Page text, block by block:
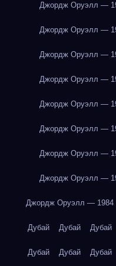
Джордж Оруэлл —
Джордж Оруэлл —
Джордж Оруэлл —
Джордж Оруэлл —
Джордж Оруэлл —
Джордж Оруэлл —
Джордж Оруэлл —
Джордж Оруэлл —
Джордж Оруэлл — 1984
Дубай Дубай Дубай
Дубай Дубай Дубай